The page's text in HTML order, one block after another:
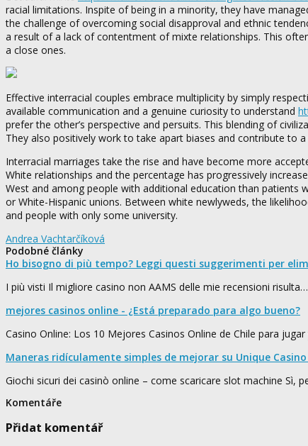
racial limitations. Inspite of being in a minority, they have
the challenge of overcoming social disapproval and ethnic
a result of a lack of contentment of mixte relationships. This
a close ones.
Effective interracial couples embrace multiplicity by simply
available communication and a genuine curiosity to understand
prefer the other’s perspective and persuits. This blending of
They also positively work to take apart biases and contribute to
Interracial marriages take the rise and have become more
White relationships and the percentage has progressively
West and among people with additional education than patients
or White-Hispanic unions. Between white newlyweds, the
and people with only some university.
Andrea Vachtarčíková
Podobné články
Ho bisogno di più tempo? Leggi questi suggerimenti per
I più visti Il migliore casino non AAMS delle mie recensioni risulta…
mejores casinos online - ¿Está preparado para algo bueno?
Casino Online: Los 10 Mejores Casinos Online de Chile para
Maneras ridículamente simples de mejorar su Unique
Giochi sicuri dei casinò online – come scaricare slot machine Sì,
Komentáře
Přidat komentář